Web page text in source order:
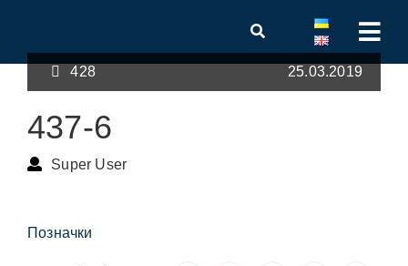
428 25.03.2019
437-6
Super User
Позначки